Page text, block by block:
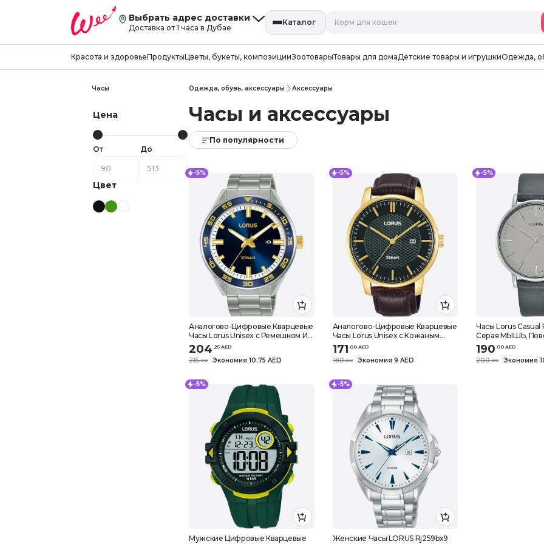
Выбрать адрес доставки
Доставка от 1 часа в Дубае
Каталог
Красота и здоровьеПродуктыЦветы, букеты, композицииЗоотоварыТовары для домаДетские товары и игрушкиОдежда,
Одежда, обувь, аксессуары Аксессуары
Часы и аксессуары
По популярности
-5%
Аналогово-Цифровые Кварцевые
Часы Lorus Unisex с Ремешком Из
Нержавеющей СТАЛИ RH933NX9,
черные, браслет
204.25 AED
215.00 Экономия 10.75 AED
-5%
Аналогово-Цифровые Кварцевые
Часы Lorus Unisex с Кожаным
Ремешком RH980NX9, ЧЕРНЫЕ,
Кварцевые ЧАСЫ, ЧЕРНЫЕ,
Кварцевые Часы
171.00 AED
180.00 Экономия 9 AED
-5%
Часы Lorus Casual
Серая МЫШЬ,
190.00 AED
200.00 Экономия
-5%
Мужские Цифровые Кварцевые
-5%
Женские Часы LORUS Rj259bx9
Часы
Цена
От До
Цвет